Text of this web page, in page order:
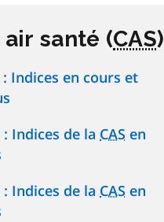
air santé (CAS)
: Indices en cours et
: Indices de la CAS en
: Indices de la CAS en